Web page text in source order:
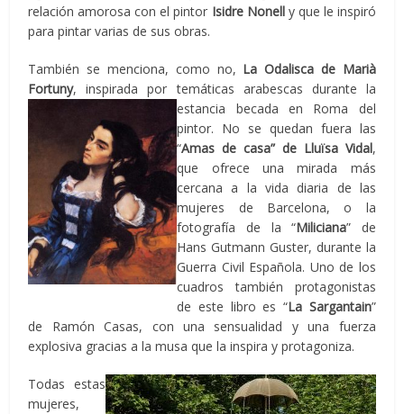
relación amorosa con el pintor Isidre Nonelly que le inspiró
para pintar varias de sus obras.
También se menciona, como no, La Odalisca de Marià
Fortuny, inspirada por temáticas arabescas durante la
estancia becada en Roma del
pintor. No se quedan fuera las
“Amas de casa” de Lluïsa Vidal,
que ofrece una mirada más
cercana a la vida diaria de las
mujeres de Barcelona, o la
fotografía de la “Miliciana” de
Hans Gutmann Guster, durante la
Guerra Civil Española. Uno de los
cuadros también protagonistas
de este libro es “La Sargantain”
de Ramón Casas, con una sensualidad y una fuerza
explosiva gracias a la musa que la inspira y protagoniza.
Todas estas
mujeres,